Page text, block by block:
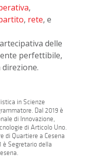
,
, rete, e
delle
perfettibile,
in Scienze
Dal 2019 è
di Innovazione,
di Articolo Uno.
di Quartiere a Cesena
è Segretario della